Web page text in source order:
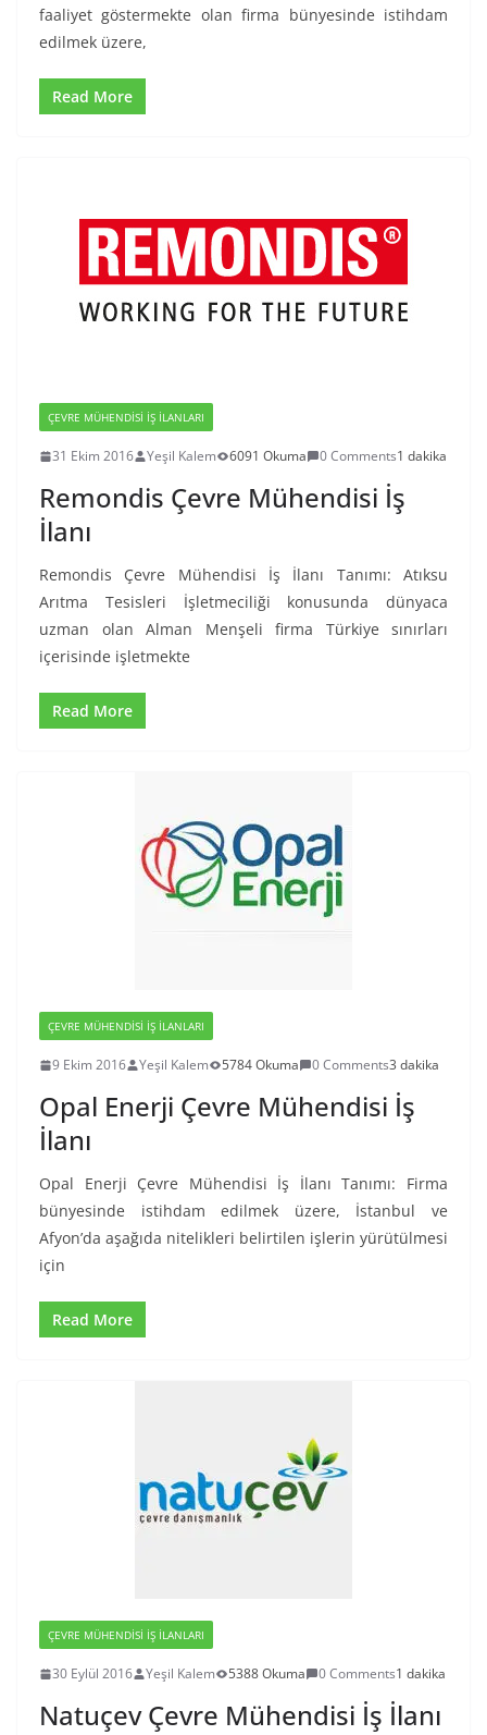
faaliyet göstermekte olan firma bünyesinde istihdam
edilmek üzere,
Read More
ÇEVRE MÜHENDISI İŞ İLANLARI
31 Ekim 2016 Yeşil Kalem 6091 Okuma 0 Comments1 dakika
Remondis Çevre Mühendisi İş
İlanı
Remondis Çevre Mühendisi İş İlanı Tanımı: Atıksu
Arıtma Tesisleri İşletmeciliği konusunda dünyaca
uzman olan Alman Menşeli firma Türkiye sınırları
içerisinde işletmekte
Read More
ÇEVRE MÜHENDISI İŞ İLANLARI
9 Ekim 2016 Yeşil Kalem 5784 Okuma 0 Comments3 dakika
Opal Enerji Çevre Mühendisi İş
İlanı
Opal Enerji Çevre Mühendisi İş İlanı Tanımı: Firma
bünyesinde istihdam edilmek üzere, İstanbul ve
Afyon’da aşağıda nitelikleri belirtilen işlerin yürütülmesi
için
Read More
ÇEVRE MÜHENDISI İŞ İLANLARI
30 Eylül 2016 Yeşil Kalem 5388 Okuma 0 Comments1 dakika
Natuçev Çevre Mühendisi İş İlanı